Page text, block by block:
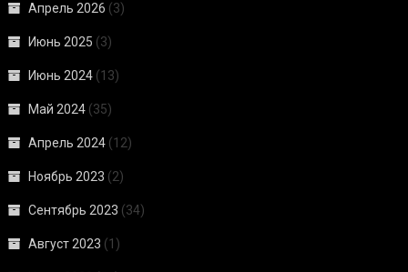
Апрель 2026 (3)
Июнь 2025 (3)
Июнь 2024 (13)
Май 2024 (35)
Апрель 2024 (12)
Ноябрь 2023 (2)
Сентябрь 2023 (34)
Август 2023 (1)